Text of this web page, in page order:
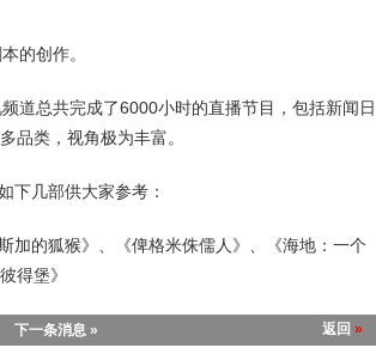
的创作。
道总共完成了6000小时的直播节目，包括新闻日
品类，视角极为丰富。
下几部供大家参考：
加的狐猴》、《俾格米侏儒人》、《海地：一个
得堡》
下一条消息 » 返回 »